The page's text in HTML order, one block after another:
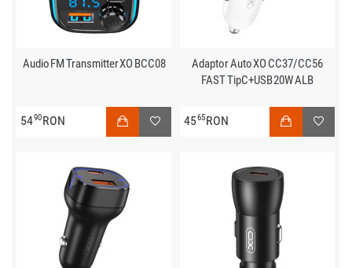
Audio FM Transmitter XO BCC08
5490RON
Adaptor Auto XO CC37/CC56
FAST TipC+USB 20W ALB
4565RON